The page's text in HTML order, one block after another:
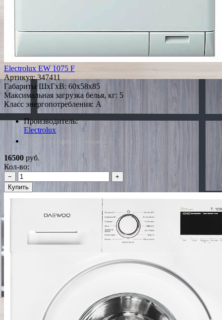
Electrolux EW 1075 F
Артикул:347411
Габариты ШxГxВ: 60x58x85
Максимальная загрузка белья, кг: 5
Класс энергопотребления: A
Производитель:
Electrolux
*Наличие уточняйте у менеджера
16500 руб.
Кол-во:
−
+
Купить